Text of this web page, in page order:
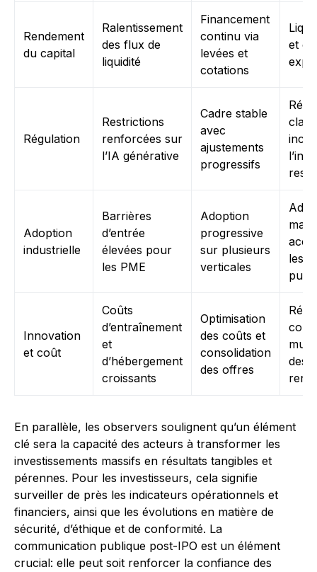
Rendement
du capital
Ralentissement
des flux de
liquidité
Financement
continu via
levées et
cotations
et
Régulation
Restrictions
renforcées sur
l’IA générative
Cadre stable
avec
ajustements
progressifs
Adoption
industrielle
Barrières
d’entrée
élevées pour
les PME
Adoption
progressive
sur plusieurs
verticales
les
Innovation
et coût
Coûts
d’entraînement
et
d’hébergement
croissants
Optimisation
des coûts et
consolidation
des offres
des
En parallèle, les observers soulignent qu’un élément
clé sera la capacité des acteurs à transformer les
investissements massifs en résultats tangibles et
pérennes. Pour les investisseurs, cela signifie
surveiller de près les indicateurs opérationnels et
financiers, ainsi que les évolutions en matière de
sécurité, d’éthique et de conformité. La
communication publique post-IPO est un élément
crucial: elle peut soit renforcer la confiance des